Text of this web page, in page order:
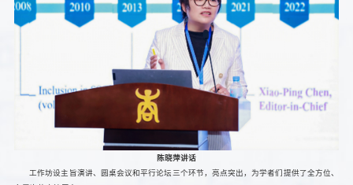
陈晓萍讲话
工作坊设主旨演讲、圆桌会议和平行论坛三个环节，亮点突出，为学者们提供了全方位、